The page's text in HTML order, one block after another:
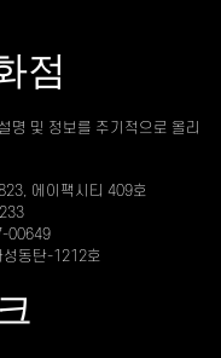
점
명 및 정보를 주기적으로 올리
에이팩시티 409호
00649
동탄-1212호